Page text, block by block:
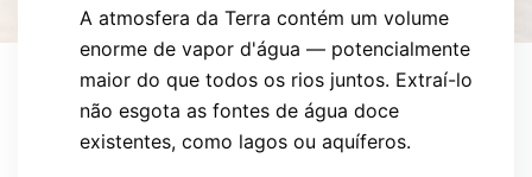
A atmosfera da Terra contém um volume
enorme de vapor d'água — potencialmente
maior do que todos os rios juntos. Extraí-lo
não esgota as fontes de água doce
existentes, como lagos ou aquíferos.